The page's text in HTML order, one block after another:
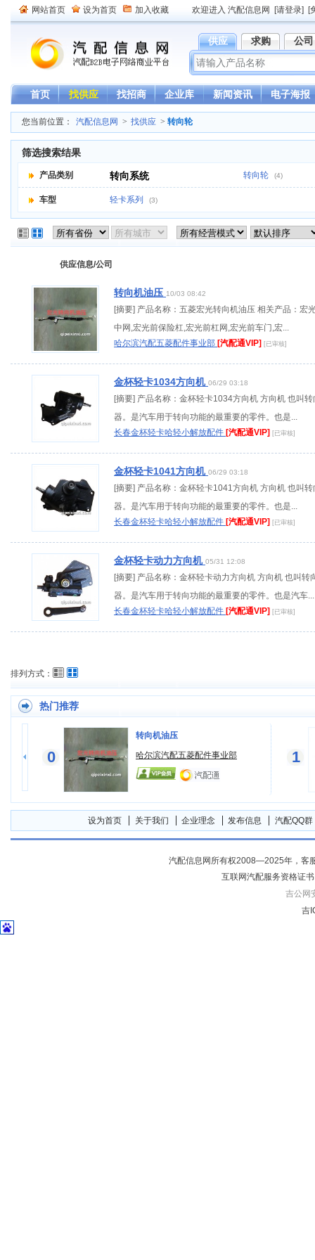
网站首页 设为首页 加入收藏 欢迎进入 汽配信息网 [请登录] [
供应 求购 公司
首页 找供应 找招商 企业库 新闻资讯 电子海报
您当前位置： 汽配信息网 > 找供应 > 转向轮
筛选搜索结果
产品类别 转向系统 转向轮 (4)
车型 轻卡系列 (3)
供应信息/公司
转向机油压 10/03 08:42
[摘要] 产品名称：五菱宏光转向机油压 相关产品：宏
中网,宏光前保险杠,宏光前杠网,宏光前车门,宏...
哈尔滨汽配五菱配件事业部 [汽配通VIP] [已审核]
金杯轻卡1034方向机 06/29 03:18
[摘要] 产品名称：金杯轻卡1034方向机 方向机 也叫转
器。是汽车用于转向功能的最重要的零件。也是...
长春金杯轻卡哈轻小解放配件 [汽配通VIP] [已审核]
金杯轻卡1041方向机 06/29 03:18
[摘要] 产品名称：金杯轻卡1041方向机 方向机 也叫转
器。是汽车用于转向功能的最重要的零件。也是...
长春金杯轻卡哈轻小解放配件 [汽配通VIP] [已审核]
金杯轻卡动力方向机 05/31 12:08
[摘要] 产品名称：金杯轻卡动力方向机 方向机 也叫转
器。是汽车用于转向功能的最重要的零件。也是汽车...
长春金杯轻卡哈轻小解放配件 [汽配通VIP] [已审核]
排列方式：
热门推荐
0
转向机油压
哈尔滨汽配五菱配件事业部
1
设为首页 关于我们 企业理念 发布信息 汽配QQ群
汽配信息网所有权2008—2025年，客
互联网汽配服务资格证
吉公网
吉